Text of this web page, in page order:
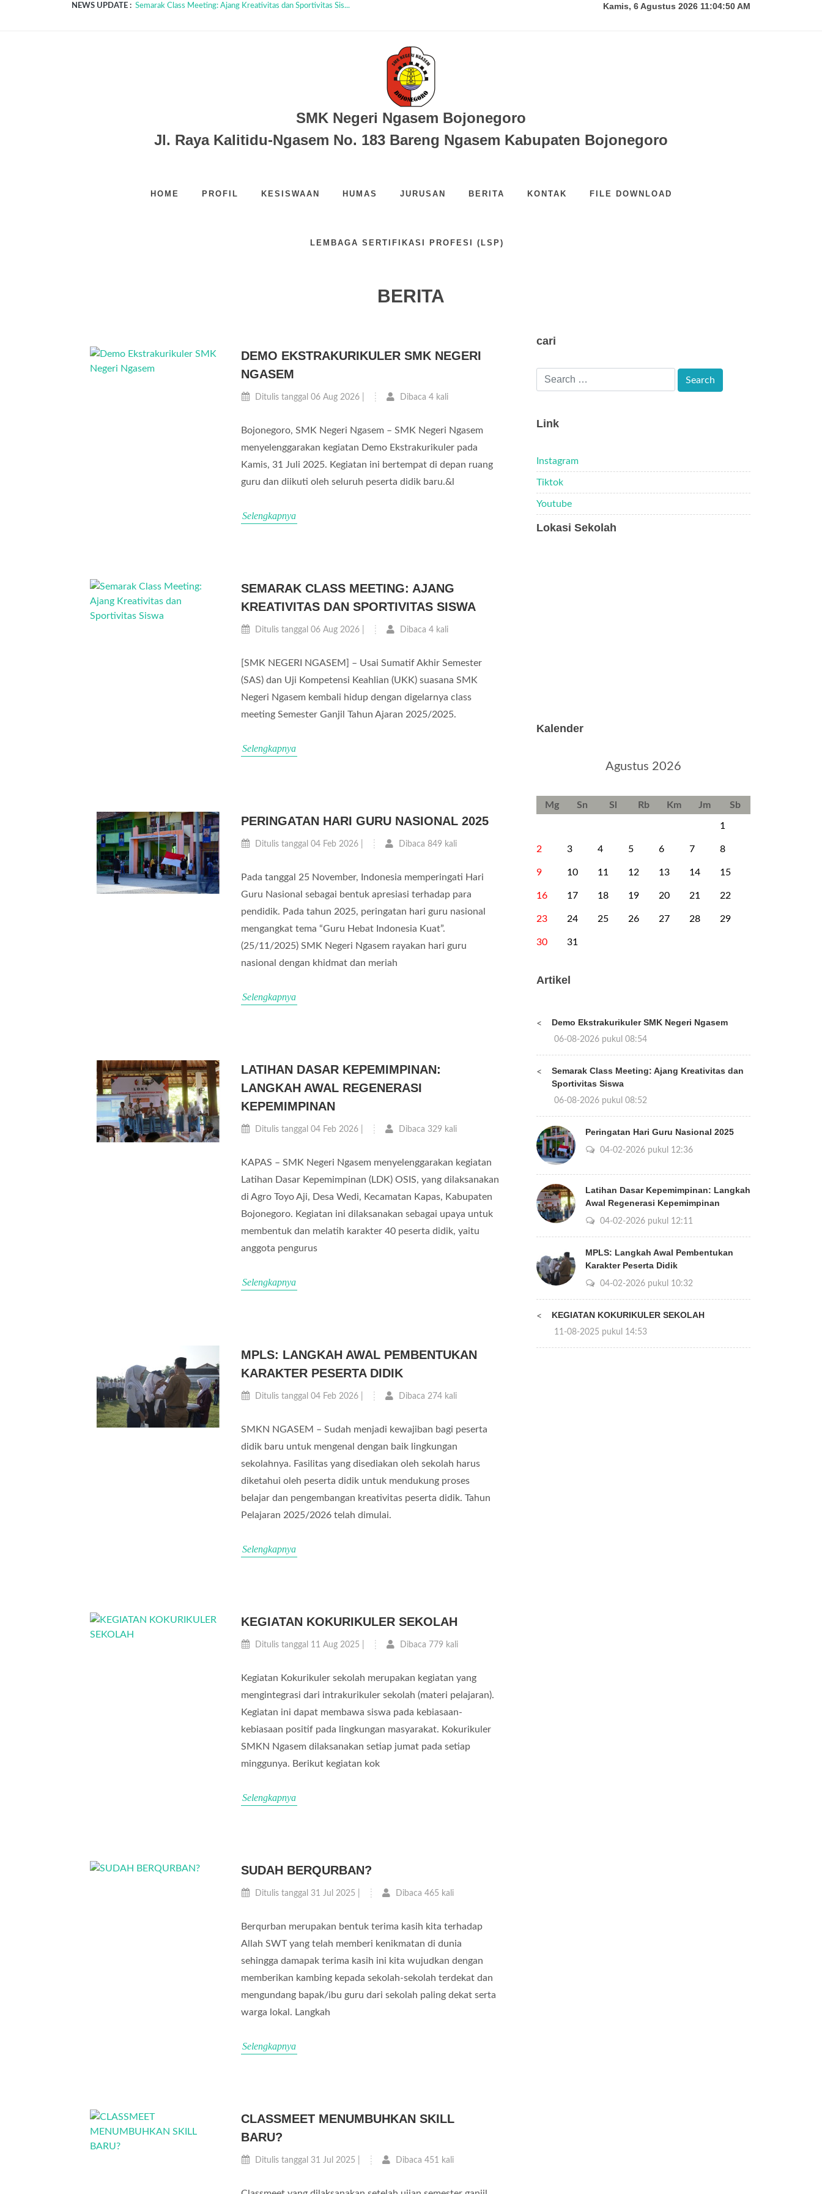
NEWS UPDATE : Semarak Class Meeting: Ajang Kreativitas dan Sportivitas Sis...
Kamis, 6 Agustus 2026 11:04:51 AM
SMK Negeri Ngasem Bojonegoro
Jl. Raya Kalitidu-Ngasem No. 183 Bareng Ngasem Kabupaten Bojonegoro
HOME PROFIL KESISWAAN HUMAS JURUSAN BERITA KONTAK FILE DOWNLOAD
LEMBAGA SERTIFIKASI PROFESI (LSP)
BERITA
DEMO EKSTRAKURIKULER SMK NEGERI
NGASEM
Ditulis tanggal 06 Aug 2026 | Dibaca 4 kali
Bojonegoro, SMK Negeri Ngasem – SMK Negeri Ngasem
menyelenggarakan kegiatan Demo Ekstrakurikuler pada
Kamis, 31 Juli 2025. Kegiatan ini bertempat di depan ruang
guru dan diikuti oleh seluruh peserta didik baru.&l
Selengkapnya
SEMARAK CLASS MEETING: AJANG
KREATIVITAS DAN SPORTIVITAS SISWA
Ditulis tanggal 06 Aug 2026 | Dibaca 4 kali
[SMK NEGERI NGASEM] – Usai Sumatif Akhir Semester
(SAS) dan Uji Kompetensi Keahlian (UKK) suasana SMK
Negeri Ngasem kembali hidup dengan digelarnya class
meeting Semester Ganjil Tahun Ajaran 2025/2025.
Selengkapnya
PERINGATAN HARI GURU NASIONAL 2025
Ditulis tanggal 04 Feb 2026 | Dibaca 849 kali
Pada tanggal 25 November, Indonesia memperingati Hari
Guru Nasional sebagai bentuk apresiasi terhadap para
pendidik. Pada tahun 2025, peringatan hari guru nasional
mengangkat tema “Guru Hebat Indonesia Kuat”.
(25/11/2025) SMK Negeri Ngasem rayakan hari guru
nasional dengan khidmat dan meriah
Selengkapnya
LATIHAN DASAR KEPEMIMPINAN:
LANGKAH AWAL REGENERASI
KEPEMIMPINAN
Ditulis tanggal 04 Feb 2026 | Dibaca 329 kali
KAPAS – SMK Negeri Ngasem menyelenggarakan kegiatan
Latihan Dasar Kepemimpinan (LDK) OSIS, yang dilaksanakan
di Agro Toyo Aji, Desa Wedi, Kecamatan Kapas, Kabupaten
Bojonegoro. Kegiatan ini dilaksanakan sebagai upaya untuk
membentuk dan melatih karakter 40 peserta didik, yaitu
anggota pengurus
Selengkapnya
MPLS: LANGKAH AWAL PEMBENTUKAN
KARAKTER PESERTA DIDIK
Ditulis tanggal 04 Feb 2026 | Dibaca 274 kali
SMKN NGASEM – Sudah menjadi kewajiban bagi peserta
didik baru untuk mengenal dengan baik lingkungan
sekolahnya. Fasilitas yang disediakan oleh sekolah harus
diketahui oleh peserta didik untuk mendukung proses
belajar dan pengembangan kreativitas peserta didik. Tahun
Pelajaran 2025/2026 telah dimulai.
Selengkapnya
KEGIATAN KOKURIKULER SEKOLAH
Ditulis tanggal 11 Aug 2025 | Dibaca 779 kali
Kegiatan Kokurikuler sekolah merupakan kegiatan yang
mengintegrasi dari intrakurikuler sekolah (materi pelajaran).
Kegiatan ini dapat membawa siswa pada kebiasaan-
kebiasaan positif pada lingkungan masyarakat. Kokurikuler
SMKN Ngasem dilaksanakan setiap jumat pada setiap
minggunya. Berikut kegiatan kok
Selengkapnya
SUDAH BERQURBAN?
Ditulis tanggal 31 Jul 2025 | Dibaca 465 kali
Berqurban merupakan bentuk terima kasih kita terhadap
Allah SWT yang telah memberi kenikmatan di dunia
sehingga damapak terima kasih ini kita wujudkan dengan
memberikan kambing kepada sekolah-sekolah terdekat dan
mengundang bapak/ibu guru dari sekolah paling dekat serta
warga lokal. Langkah
Selengkapnya
CLASSMEET MENUMBUHKAN SKILL
BARU?
Ditulis tanggal 31 Jul 2025 | Dibaca 451 kali
cari
Link
Instagram
Tiktok
Youtube
Lokasi Sekolah
Kalender
Agustus 2026
Mg Sn Sl Rb Km Jm Sb
1
2 3 4 5 6 7 8
9 10 11 12 13 14 15
16 17 18 19 20 21 22
23 24 25 26 27 28 29
30 31
Artikel
< Demo Ekstrakurikuler SMK Negeri Ngasem
06-08-2026 pukul 08:54
<
Semarak Class Meeting: Ajang Kreativitas dan
Sportivitas Siswa
06-08-2026 pukul 08:52
Peringatan Hari Guru Nasional 2025
04-02-2026 pukul 12:36
Latihan Dasar Kepemimpinan: Langkah
Awal Regenerasi Kepemimpinan
04-02-2026 pukul 12:11
MPLS: Langkah Awal Pembentukan
Karakter Peserta Didik
04-02-2026 pukul 10:32
< KEGIATAN KOKURIKULER SEKOLAH
11-08-2025 pukul 14:53